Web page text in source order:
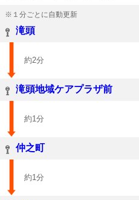
※１分ごとに自動更新
滝頭
約2分
滝頭地域ケアプラザ前
約1分
仲之町
約1分